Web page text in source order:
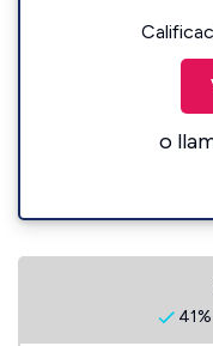
o
41%